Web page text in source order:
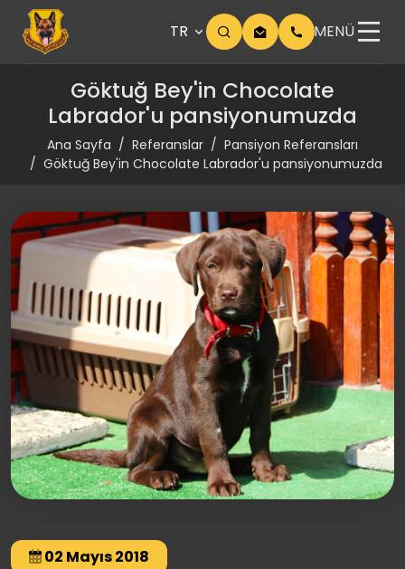
TR MENÜ
Göktuğ Bey'in Chocolate
Labrador'u pansiyonumuzda
Ana Sayfa Referanslar
Pansiyon Referansları
Göktuğ Bey'in Chocolate Labrador'u pansiyonumuzda
02 Mayıs 2018